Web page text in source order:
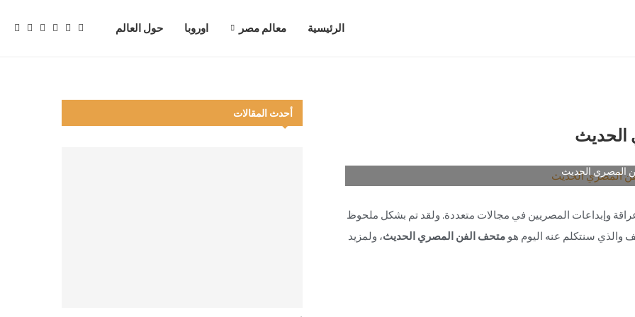
الرئيسية معالم مصر اوروبا حول العالم
المصري الحديث
وإبداعات المصريين في مجالات متعددة. ولقد تم بشكل ملحوظ
والذي سنتكلم عنه اليوم هومتحف الفن المصري الحديث، ولمزيد
أحدث المقالات